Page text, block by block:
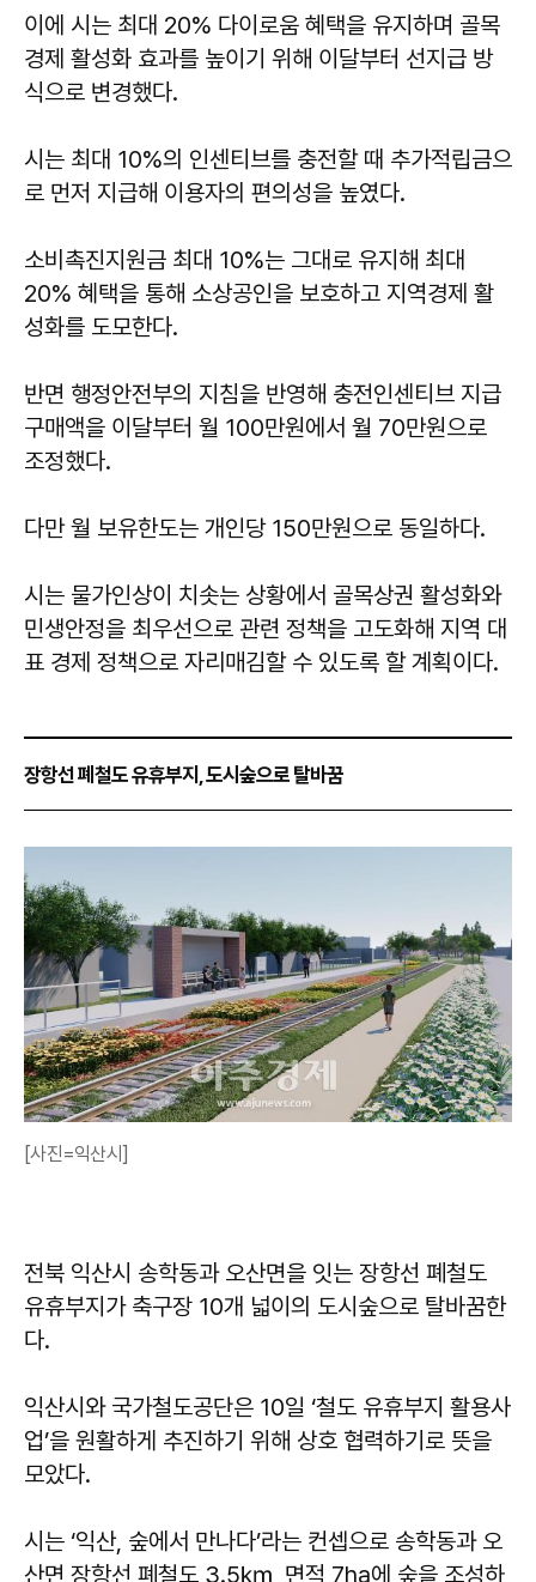
이에 시는 최대 20% 다이로움 혜택을 유지하며 골목
경제 활성화 효과를 높이기 위해 이달부터 선지급 방
식으로 변경했다.
시는 최대 10%의 인센티브를 충전할 때 추가적립금으
로 먼저 지급해 이용자의 편의성을 높였다.
소비촉진지원금 최대 10%는 그대로 유지해 최대
20% 혜택을 통해 소상공인을 보호하고 지역경제 활
성화를 도모한다.
반면 행정안전부의 지침을 반영해 충전인센티브 지급
구매액을 이달부터 월 100만원에서 월 70만원으로
조정했다.
다만 월 보유한도는 개인당 150만원으로 동일하다.
시는 물가인상이 치솟는 상황에서 골목상권 활성화와
민생안정을 최우선으로 관련 정책을 고도화해 지역 대
표 경제 정책으로 자리매김할 수 있도록 할 계획이다.
장항선 폐철도 유휴부지, 도시숲으로 탈바꿈
[사진=익산시]
전북 익산시 송학동과 오산면을 잇는 장항선 폐철도
유휴부지가 축구장 10개 넓이의 도시숲으로 탈바꿈한
다.
익산시와 국가철도공단은 10일 ‘철도 유휴부지 활용사
업’을 원활하게 추진하기 위해 상호 협력하기로 뜻을
모았다.
시는 ‘익산, 숲에서 만나다’라는 컨셉으로 송학동과 오
산면 장항선 폐철도 3.5㎞, 면적 7ha에 숲을 조성하,